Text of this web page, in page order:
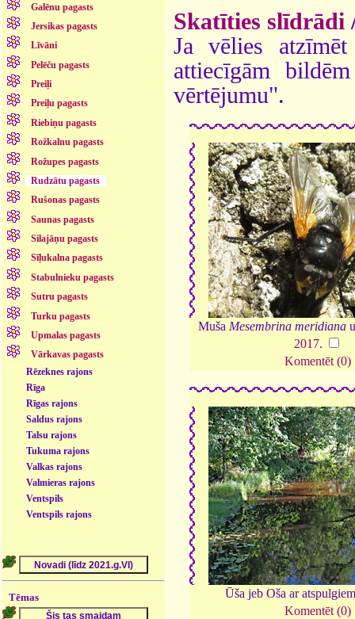
Galēnu pagasts
Jersikas pagasts
Līvāni
Pelēču pagasts
Preiļi
Preiļu pagasts
Riebiņu pagasts
Rožkalnu pagasts
Rožupes pagasts
Rudzātu pagasts
Rušonas pagasts
Saunas pagasts
Silajāņu pagasts
Sīļukalna pagasts
Stabulnieku pagasts
Sutru pagasts
Turku pagasts
Upmalas pagasts
Vārkavas pagasts
Rēzeknes rajons
Rīga
Rīgas rajons
Saldus rajons
Talsu rajons
Tukuma rajons
Valkas rajons
Valmieras rajons
Ventspils
Ventspils rajons
Tēmas
Skatīties slīdrādi
Ja vēlies
attiecīgām
vērtējumu".
Muša Mesembrina meridiana
2017.
Komentēt (0)
Ūša jeb Oša ar
Komentēt (0)